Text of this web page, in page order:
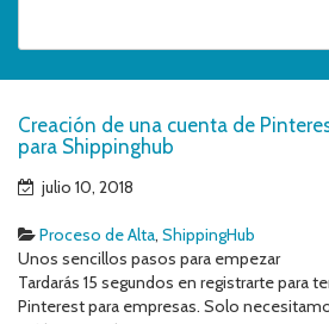
Creación de una cuenta de
para Shippinghub
julio 10, 2018
Proceso de Alta, ShippingHub
Unos sencillos pasos para empezar
Tardarás 15 segundos en registrarte para
Pinterest para empresas. Solo